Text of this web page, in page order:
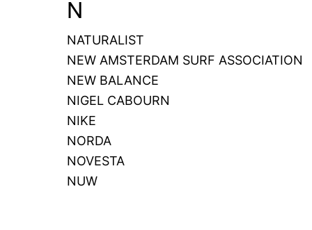
N
NATURALIST
NEW AMSTERDAM SURF ASSOCIATION
NEW BALANCE
NIGEL CABOURN
NIKE
NORDA
NOVESTA
NUW